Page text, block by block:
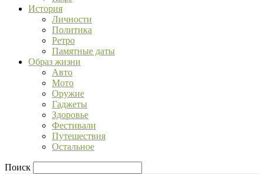
История
Личности
Политика
Ретро
Памятные даты
Образ жизни
Авто
Мото
Оружие
Гаджеты
Здоровье
Фестивали
Путешествия
Остальное
Поиск